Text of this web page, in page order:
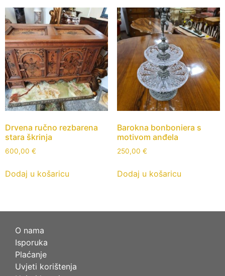
Drvena ručno rezbarena
stara škrinja
600,00 €
Dodaj u košaricu
Barokna bonboniera s
motivom anđela
250,00 €
Dodaj u košaricu
O nama
Isporuka
Plaćanje
Uvjeti korištenja